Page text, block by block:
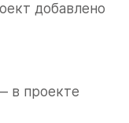
добавлено
в проекте